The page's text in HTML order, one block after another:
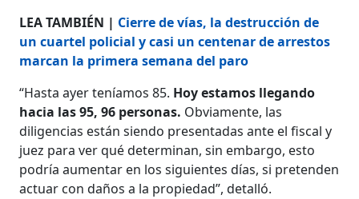
LEA TAMBIÉN | Cierre de vías, la destrucción de
un cuartel policial y casi un centenar de arrestos
marcan la primera semana del paro
“Hasta ayer teníamos 85. Hoy estamos llegando
hacia las 95, 96 personas. Obviamente, las
diligencias están siendo presentadas ante el fiscal y
juez para ver qué determinan, sin embargo, esto
podría aumentar en los siguientes días, si pretenden
actuar con daños a la propiedad”, detalló.